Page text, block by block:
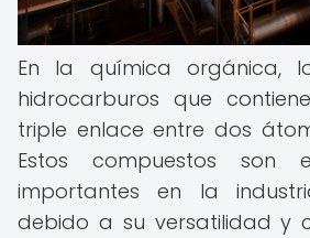
En la química orgánica,
hidrocarburos que
triple enlace entre dos
Estos compuestos son
importantes en la
debido a su versatilidad y